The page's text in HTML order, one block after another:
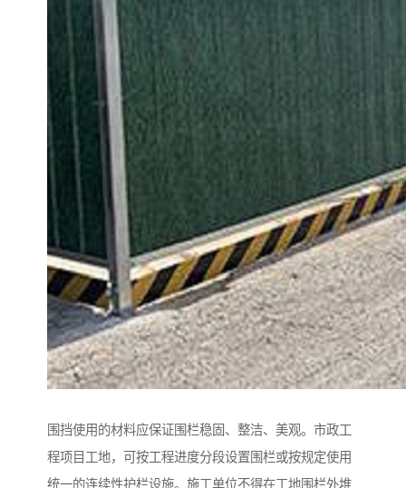
围挡使用的材料应保证围栏稳固、整洁、美观。市政工
程项目工地，可按工程进度分段设置围栏或按规定使用
统一的连续性护栏设施。施工单位不得在工地围栏外堆